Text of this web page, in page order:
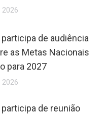
participa de audiência
as Metas Nacionais
para 2027
participa de reunião